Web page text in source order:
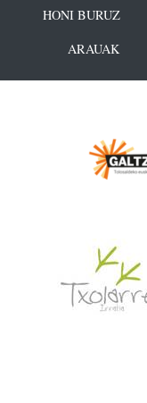
HONI BURUZ
ARAUAK